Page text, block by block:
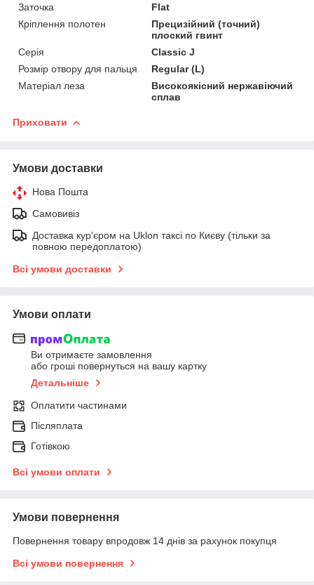
Заточка
Flat
Кріплення полотен
Прецизійний (точний)
плоский гвинт
Серія
Classic J
Розмір отвору для пальця
Regular (L)
Матеріал леза
Високоякісний нержавіючий
сплав
Приховати
Умови доставки
Нова Пошта
Самовивіз
Доставка кур'єром на Uklon таксі по Києву (тільки за
повною передоплатою)
Всі умови доставки
Умови оплати
Ви отримаєте замовлення
або гроші повернуться на вашу картку
Детальніше
Оплатити частинами
Післяплата
Готівкою
Всі умови оплати
Умови повернення
Повернення товару впродовж 14 днів за рахунок покупця
Всі умови повернення